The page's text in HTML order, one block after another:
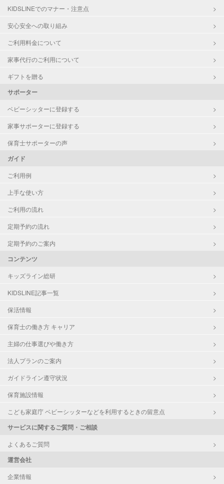
KIDSLINEでのマナー・注意点
安心安全への取り組み
ご利用料金について
家事代行のご利用について
ギフトを贈る
サポーター
ベビーシッターに登録する
家事サポーターに登録する
保育士サポーターの声
ガイド
ご利用例
上手な使い方
ご利用の流れ
定期予約の流れ
定期予約のご案内
コンテンツ
キッズライン総研
KIDSLINE記事一覧
保活情報
保育士の働き方 キャリア
主婦の仕事選びや働き方
法人プランのご案内
ガイドライン遵守状況
保育施設情報
こども家庭庁 ベビーシッターなどを利用するときの留意点
サービスに関するご質問・ご相談
よくあるご質問
運営会社
企業情報